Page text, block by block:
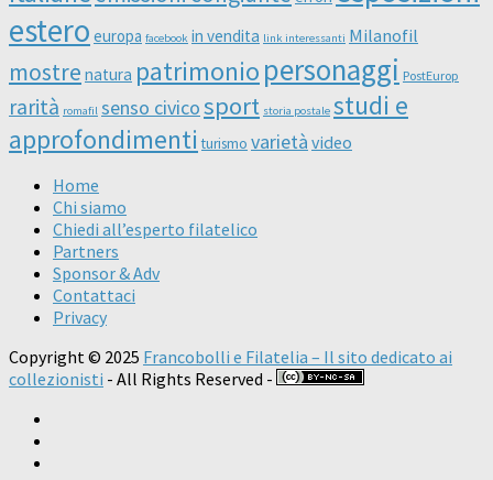
estero europa facebook in vendita link interessanti Milanofil
mostre natura patrimonio personaggi PostEurop
rarità romafil senso civicosport storia postale studi e
approfondimenti turismo varietà video
Home
Chi siamo
Chiedi all’esperto filatelico
Partners
Sponsor & Adv
Contattaci
Privacy
Copyright © 2025 Francobolli e Filatelia – Il sito dedicato ai
collezionisti - All Rights Reserved -